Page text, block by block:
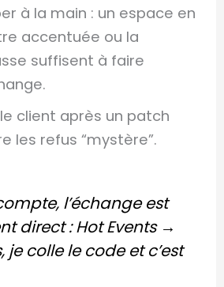
à la main : un espace en
accentuée ou la
suffisent à faire
client après un patch
les refus “mystère”.
l’échange est
direct : Hot Events →
je colle le code et c’est